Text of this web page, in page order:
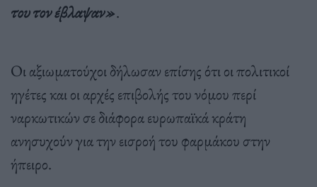
του τον έβλαψαν».
Οι αξιωματούχοι δήλωσαν επίσης ότι οι πολιτικοί
ηγέτες και οι αρχές επιβολής του νόμου περί
ναρκωτικών σε διάφορα ευρωπαϊκά κράτη
ανησυχούν για την εισροή του φαρμάκου στην
ήπειρο.